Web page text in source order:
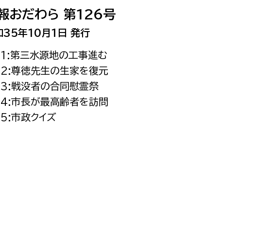
まちづくりに関わりたい
管理事務所
都市政策課
地域交通課
センター
ンター
営管理課
設用度課
おだわら 第126号
35年10月1日 発行
第三水源地の工事進む
尊徳先生の生家を復元
戦没者の合同慰霊祭
市長が最高齢者を訪問
市政クイズ